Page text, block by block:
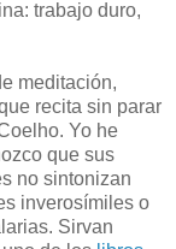
trabajo duro,
meditación,
recita sin parar
Yo he
que sus
no sintonizan
inverosímiles o
Sirvan